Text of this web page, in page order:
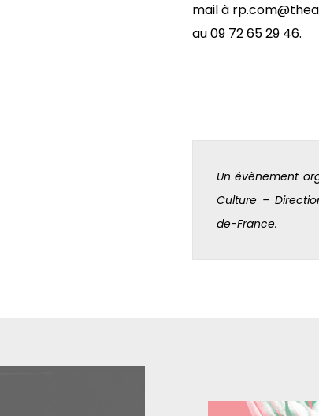
mail à
au 09 72 65 29 46.
Un évènement
Culture –
de-France.